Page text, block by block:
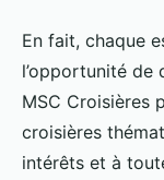
En fait, chaque
l’opportunité de
MSC Croisières
croisières
intérêts et à